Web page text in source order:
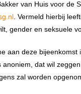
van Huis voor de
. Vermeld hierbij
gender en seksuele
aan deze bijeenkomst
anoniem, dat wil
zal worden